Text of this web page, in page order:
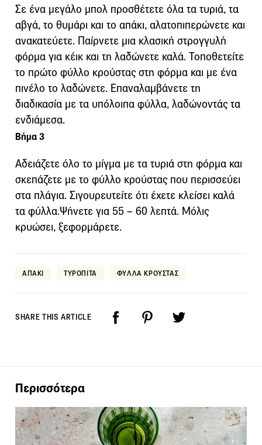
Σε ένα μεγάλο μπολ προσθέτετε όλα τα τυριά, τα
αβγά, το θυμάρι και το απάκι, αλατοπιπερώνετε και
ανακατεύετε. Παίρνετε μια κλασική στρογγυλή
φόρμα για κέικ και τη λαδώνετε καλά. Τοποθετείτε
το πρώτο φύλλο κρούστας στη φόρμα και με ένα
πινέλο το λαδώνετε. Επαναλαμβάνετε τη
διαδικασία με τα υπόλοιπα φύλλα, λαδώνοντάς τα
ενδιάμεσα.
Βήμα 3
Αδειάζετε όλο το μίγμα με τα τυριά στη φόρμα και
σκεπάζετε με το φύλλο κρούστας που περισσεύει
στα πλάγια. Σιγουρευτείτε ότι έχετε κλείσει καλά
τα φύλλα.Ψήνετε για 55 – 60 λεπτά. Μόλις
κρυώσει, ξεφορμάρετε.
ΑΠΑΚΙ ΤΥΡΟΠΙΤΑ ΦΥΛΛΑ ΚΡΟΥΣΤΑΣ
SHARE THIS ARTICLE
Περισσότερα